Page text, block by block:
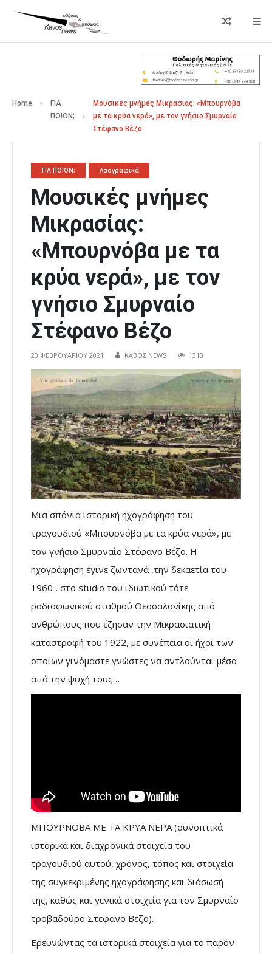
Home
ΓΙΑ
ΠΟΙΟΝ;
Μουσικές μνήμες Μικρασίας: «Μπουρνόβα
με τα κρύα νερά», με τον γνήσιο Σμυρναίο
Στέφανο Βέζο
ΓΙΑ ΠΟΙΟΝ; Λαογραφικά
Μουσικές μνήμες
Μικρασίας:
«Μπουρνόβα με τα
κρύα νερά», με τον
γνήσιο Σμυρναίο
Στέφανο Βέζο
20 ΦΕΒΡΟΥΑΡΊΟΥ 2021 ΚΑΒΟΣ NEWS 1313
Μια σπάνια ιστορική ηχογράφηση του
τραγουδιού «Μπουρνόβα με τα κρύα νερά», με
τον γνήσιο Σμυρναίο Στέφανο Βέζο. Η
ηχογράφηση έγινε ζωντανά ,την δεκαετία του
1960 , στο studio του ιδιωτικού τότε
ραδιοφωνικού σταθμού Θεσσαλονίκης από
ανθρώπους που έζησαν την Μικρασιατική
καταστροφή του 1922, με συνέπεια οι ήχοι των
οποίων γινόμαστε γνώστες να αντλούνται μέσα
από την ψυχή τους…
ΜΠΟΥΡΝΟΒΑ ΜΕ ΤΑ ΚΡΥΑ ΝΕΡΑ (συνοπτικά
ιστορικά και διαχρονικά στοιχεία του
τραγουδιού αυτού, χρόνος, τόπος και στοιχεία
της συγκεκριμένης ηχογράφησης και διάσωσή
της, καθώς και γενικά στοιχεία για τον Σμυρναίο
τροβαδούρο Στέφανο Βέζο).
Ερευνώντας τα ιστορικά στοιχεία για το παρόν